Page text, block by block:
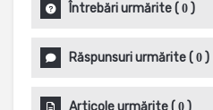
Întrebări urmărite( 0 )
Răspunsuri urmărite( 0 )
Articole urmărite( 0 )